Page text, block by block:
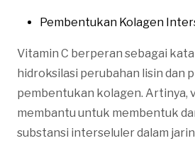
Pembentukan Kolagen
Vitamin C berperan sebagai
hidroksilasi perubahan lisin dan
pembentukan kolagen. Artinya,
membantu untuk membentuk
substansi interseluler dalam